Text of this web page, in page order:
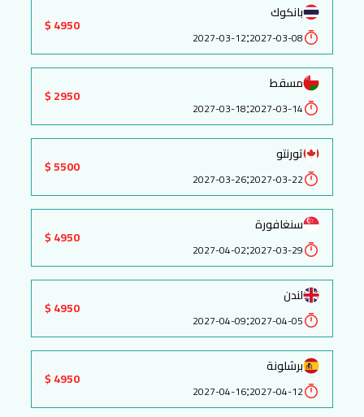
بانكوك
2027-03-08
:
2027-03-12
4950 $
مسقط
2027-03-14
:
2027-03-18
2950 $
تورنتو
2027-03-22
:
2027-03-26
5500 $
سنغافورة
2027-03-29
:
2027-04-02
4950 $
لندن
2027-04-05
:
2027-04-09
4950 $
برشلونة
2027-04-12
:
2027-04-16
4950 $